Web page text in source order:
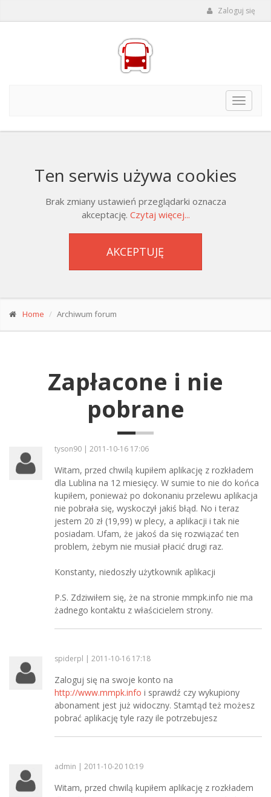
Zaloguj się
Toggle
Ten serwis używa cookies
Brak zmiany ustawień przeglądarki oznacza
akceptację. Czytaj więcej...
AKCEPTUJĘ
Home Archiwum forum
Zapłacone i nie
pobrane
tyson90 | 2011-10-16 17:06
Witam, przed chwilą kupiłem aplikację z rozkładem
dla Lublina na 12 miesięcy. W sumie to nie do końca
kupiłem, ponieważ po dokonaniu przelewu aplikacja
nie pobrała się, wyskoczył jakiś błąd. No i teraz
jestem 20 zł (19,99) w plecy, a aplikacji i tak nie
posiadam. Ufam, że jakoś da się rozwiązać ten
problem, żebym nie musiał płacić drugi raz.
Konstanty, niedoszły użytkownik aplikacji
P.S. Zdziwiłem się, że na stronie mmpk.info nie ma
żadnego kontaktu z właścicielem strony.
spiderpl | 2011-10-16 17:18
Zaloguj się na swoje konto na
http://www.mmpk.info i sprawdź czy wykupiony
abonament jest już widoczny. Stamtąd też możesz
pobrać aplikację tyle razy ile potrzebujesz
admin | 2011-10-20 10:19
Witam, przed chwilą kupiłem aplikację z rozkładem